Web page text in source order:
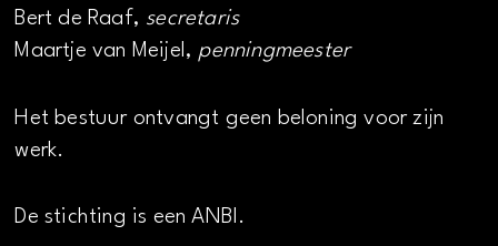
Bert de Raaf, secretaris
Maartje van Meijel, penningmeester
Het bestuur ontvangt geen beloning voor zijn
werk.
De stichting is een ANBI.